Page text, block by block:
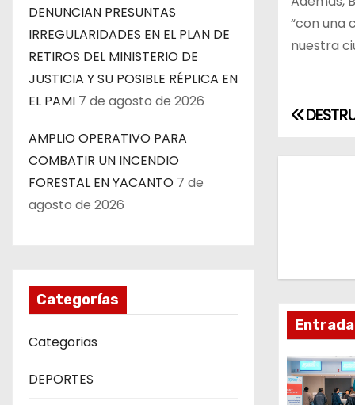
DENUNCIAN PRESUNTAS
IRREGULARIDADES EN EL PLAN DE
RETIROS DEL MINISTERIO DE
JUSTICIA Y SU POSIBLE RÉPLICA EN
EL PAMI 7 de agosto de 2026
AMPLIO OPERATIVO PARA
COMBATIR UN INCENDIO
FORESTAL EN YACANTO 7 de
agosto de 2026
Categorías
Categorias
DEPORTES
“con una
nuestra
N
a
a
c
i
ó